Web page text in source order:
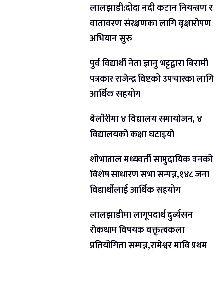
लालझाडी:दोदा नदी कटान नियन्त्रण र
वातावरण संरक्षणका लागि वृक्षारोपण
अभियान सुरु
पुर्व विद्यार्थी नेता ज्ञानु भट्टद्वारा बिरामी
पत्रकार राजेन्द्र विष्टको उपचारका लागि
आर्थिक सहयोग
बेलौरीमा ४ विद्यालय समायोजन, ४
विद्यालयको कक्षा घटाइयो
शोभाताल मध्यवर्ती सामुदायिक वनको
विशेष साधारण सभा सम्पन्न,१४८ जना
विद्यार्थीलाई आर्थिक सहयोग
लालझाडीमा लागूपदार्थ दुर्व्यसन
रोकथाम विषयक वक्तृत्वकला
प्रतियोगिता सम्पन्न,रामेश्वर मावि प्रथम